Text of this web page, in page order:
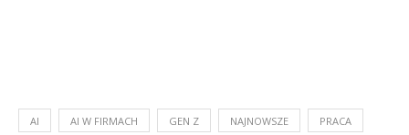
AI AI W FIRMACH GEN Z NAJNOWSZE PRACA